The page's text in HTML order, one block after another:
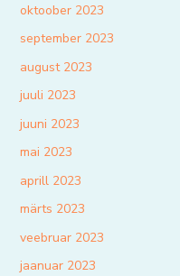
oktoober 2023
september 2023
august 2023
juuli 2023
juuni 2023
mai 2023
aprill 2023
märts 2023
veebruar 2023
jaanuar 2023